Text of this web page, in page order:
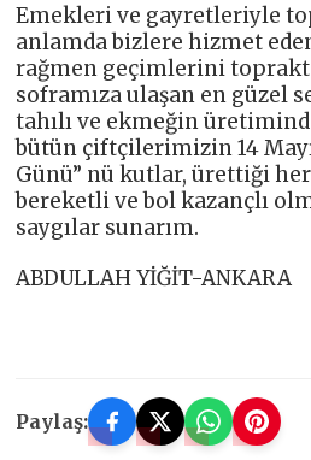
Emekleri ve gayretleriyle
anlamda bizlere hizmet
rağmen geçimlerini
soframıza ulaşan en güzel
tahılı ve ekmeğin
bütün çiftçilerimizin 14
Günü” nü kutlar, ürettiği
bereketli ve bol kazançlı
saygılar sunarım.
ABDULLAH YİĞİT-ANKARA
Paylaş: